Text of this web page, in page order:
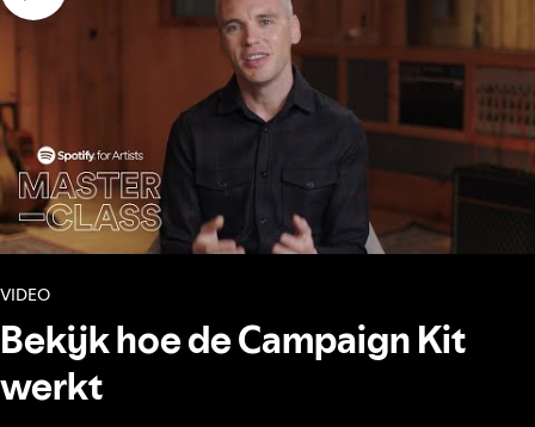
VIDEO
Bekijk hoe de Campaign Kit
werkt